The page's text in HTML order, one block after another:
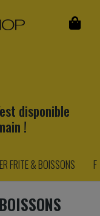
disponible
!
FRITE & BOISSONS